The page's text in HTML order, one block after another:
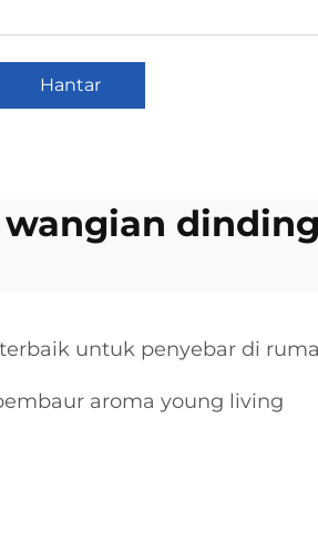
Hantar
dinding
untuk penyebar di
aroma young living